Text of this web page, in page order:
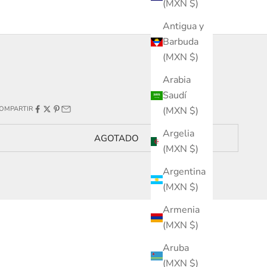
(MXN $)
Antigua y
Barbuda
(MXN $)
Arabia
Saudí
(MXN $)
Argelia
(MXN $)
Argentina
(MXN $)
Armenia
(MXN $)
Aruba
(MXN $)
AGOTADO